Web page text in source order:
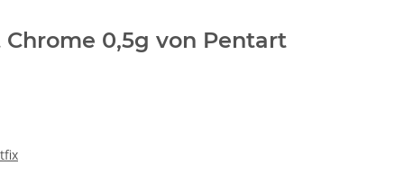
0,5g von Pentart